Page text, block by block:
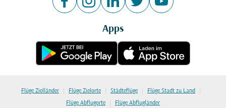
Apps
Flüge Zielländer | Flüge Zielorte | Städteflüge | Flüge Stadt zu Land |
Flüge Abflugorte | Flüge Abflugländer